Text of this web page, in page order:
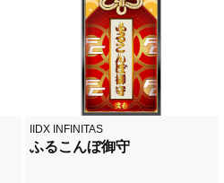
IIDX INFINITAS
ふるこんぼ御守